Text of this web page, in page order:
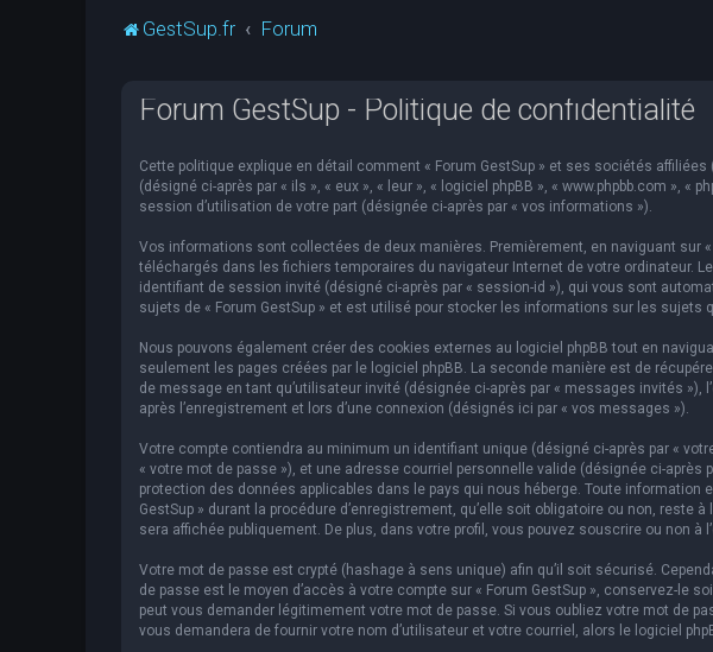
GestSup.fr Forum
Forum GestSup - Politique de confidentialité
Cette politique explique en détail comment « Forum GestSup » et ses sociétés
(désigné ci-après par « ils », « eux », « leur », « logiciel phpBB », « www.phpbb.com »,
session d’utilisation de votre part (désignée ci-après par « vos informations »).
Vos informations sont collectées de deux manières. Premièrement, en naviguant sur
téléchargés dans les fichiers temporaires du navigateur Internet de votre ordinateur.
identifiant de session invité (désigné ci-après par « session-id »), qui vous sont
sujets de « Forum GestSup » et est utilisé pour stocker les informations sur les
Nous pouvons également créer des cookies externes au logiciel phpBB tout en
seulement les pages créées par le logiciel phpBB. La seconde manière est de
de message en tant qu’utilisateur invité (désignée ci-après par « messages invités
après l’enregistrement et lors d’une connexion (désignés ici par « vos messages »).
Votre compte contiendra au minimum un identifiant unique (désigné ci-après par «
« votre mot de passe »), et une adresse courriel personnelle valide (désignée ci-
protection des données applicables dans le pays qui nous héberge. Toute
GestSup » durant la procédure d’enregistrement, qu’elle soit obligatoire ou non,
sera affichée publiquement. De plus, dans votre profil, vous pouvez souscrire ou non à
Votre mot de passe est crypté (hashage à sens unique) afin qu’il soit sécurisé.
de passe est le moyen d’accès à votre compte sur « Forum GestSup », conservez-le
peut vous demander légitimement votre mot de passe. Si vous oubliez votre mot de
vous demandera de fournir votre nom d’utilisateur et votre courriel, alors le logiciel